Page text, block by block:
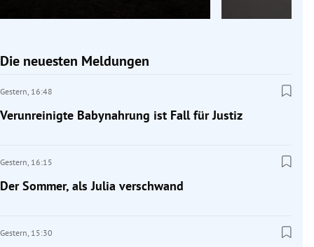
Die neuesten Meldungen
Gestern, 16:48
Verunreinigte Babynahrung ist Fall für Justiz
Gestern, 16:15
Der Sommer, als Julia verschwand
Gestern, 15:30